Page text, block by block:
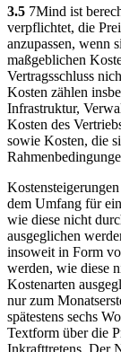
3.5 7Mind ist
verpflichtet, die
anzupassen, wenn
maßgeblichen
Vertragsschluss
Kosten zählen
Infrastruktur,
Kosten des
sowie Kosten, die
dem Umfang für
wie diese nicht
ausgeglichen
insoweit in Form
werden, wie diese
Kostenarten
nur zum
spätestens sechs
Textform über die